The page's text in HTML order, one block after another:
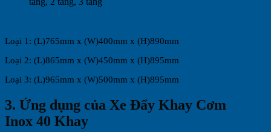
Loại 1: (L)765mm x (W)400mm x (H)890mm
Loại 2: (L)865mm x (W)450mm x (H)895mm
Loại 3: (L)965mm x (W)500mm x (H)895mm
3. Ứng dụng của Xe Đẩy Khay Cơm
Inox 40 Khay